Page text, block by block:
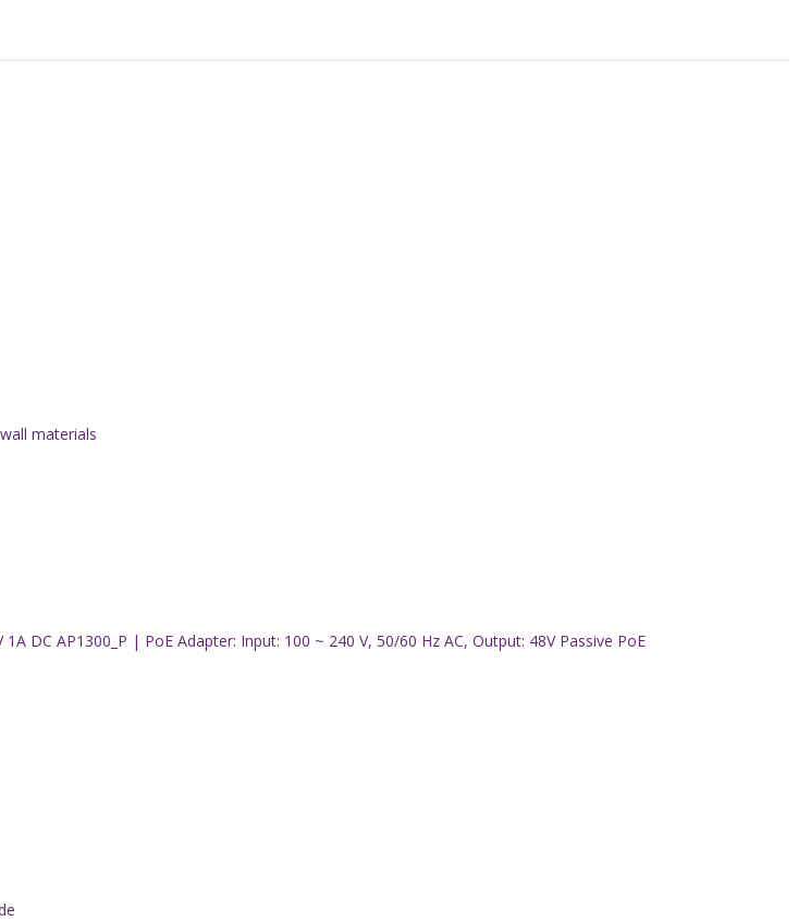
materials
DC AP1300_P | PoE Adapter: Input: 100 ~ 240 V, 50/60 Hz AC, Output: 48V Passive PoE